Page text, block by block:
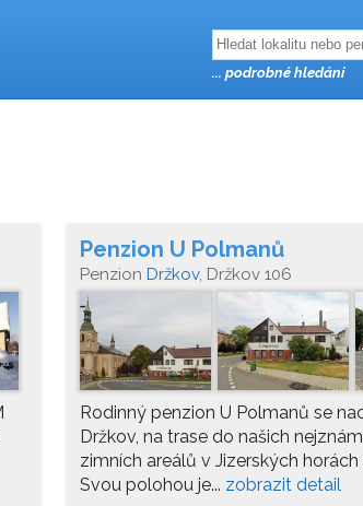
Penzion U Polmanů
Penzion Držkov, Držkov 106
Rodinný penzion U Polmanů se
Držkov, na trase do našich
zimních areálů v Jizerských horách
Svou polohou je... zobrazit detail
... podrobné hledání